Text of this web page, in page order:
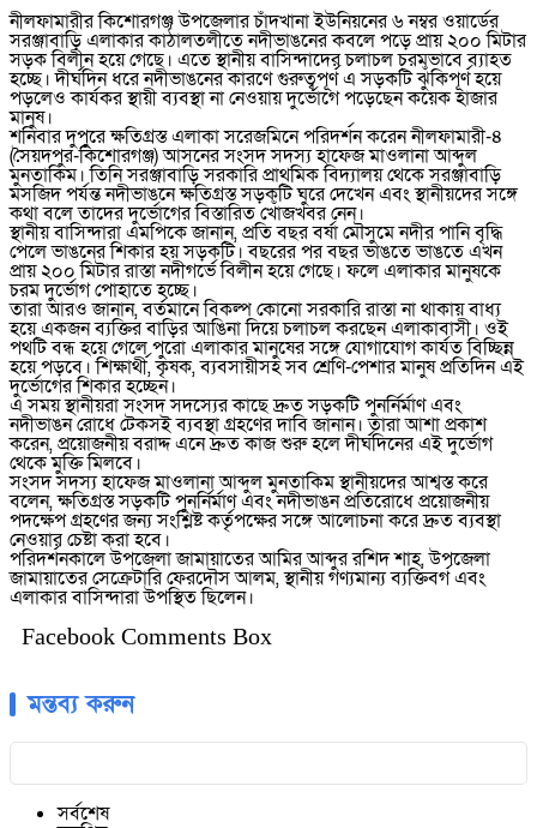
নীলফামারীর কিশোরগঞ্জ উপজেলার চাঁদখানা ইউনিয়নের ৬ নম্বর ওয়ার্ডের
সরঞ্জাবাড়ি এলাকার কাঠালতলীতে নদীভাঙনের কবলে পড়ে প্রায় ২০০ মিটার
সড়ক বিলীন হয়ে গেছে। এতে স্থানীয় বাসিন্দাদের চলাচল চরমভাবে ব্যাহত
হচ্ছে। দীর্ঘদিন ধরে নদীভাঙনের কারণে গুরুত্বপূর্ণ এ সড়কটি ঝুঁকিপূর্ণ হয়ে
পড়লেও কার্যকর স্থায়ী ব্যবস্থা না নেওয়ায় দুর্ভোগে পড়েছেন কয়েক হাজার
মানুষ।
শনিবার দুপুরে ক্ষতিগ্রস্ত এলাকা সরেজমিনে পরিদর্শন করেন নীলফামারী-৪
(সৈয়দপুর-কিশোরগঞ্জ) আসনের সংসদ সদস্য হাফেজ মাওলানা আব্দুল
মুনতাকিম। তিনি সরঞ্জাবাড়ি সরকারি প্রাথমিক বিদ্যালয় থেকে সরঞ্জাবাড়ি
মসজিদ পর্যন্ত নদীভাঙনে ক্ষতিগ্রস্ত সড়কটি ঘুরে দেখেন এবং স্থানীয়দের সঙ্গে
কথা বলে তাদের দুর্ভোগের বিস্তারিত খোঁজখবর নেন।
স্থানীয় বাসিন্দারা এমপিকে জানান, প্রতি বছর বর্ষা মৌসুমে নদীর পানি বৃদ্ধি
পেলে ভাঙনের শিকার হয় সড়কটি। বছরের পর বছর ভাঙতে ভাঙতে এখন
প্রায় ২০০ মিটার রাস্তা নদীগর্ভে বিলীন হয়ে গেছে। ফলে এলাকার মানুষকে
চরম দুর্ভোগ পোহাতে হচ্ছে।
তারা আরও জানান, বর্তমানে বিকল্প কোনো সরকারি রাস্তা না থাকায় বাধ্য
হয়ে একজন ব্যক্তির বাড়ির আঙিনা দিয়ে চলাচল করছেন এলাকাবাসী। ওই
পথটি বন্ধ হয়ে গেলে পুরো এলাকার মানুষের সঙ্গে যোগাযোগ কার্যত বিচ্ছিন্ন
হয়ে পড়বে। শিক্ষার্থী, কৃষক, ব্যবসায়ীসহ সব শ্রেণি-পেশার মানুষ প্রতিদিন এই
দুর্ভোগের শিকার হচ্ছেন।
এ সময় স্থানীয়রা সংসদ সদস্যের কাছে দ্রুত সড়কটি পুনর্নির্মাণ এবং
নদীভাঙন রোধে টেকসই ব্যবস্থা গ্রহণের দাবি জানান। তারা আশা প্রকাশ
করেন, প্রয়োজনীয় বরাদ্দ এনে দ্রুত কাজ শুরু হলে দীর্ঘদিনের এই দুর্ভোগ
থেকে মুক্তি মিলবে।
সংসদ সদস্য হাফেজ মাওলানা আব্দুল মুনতাকিম স্থানীয়দের আশ্বস্ত করে
বলেন, ক্ষতিগ্রস্ত সড়কটি পুনর্নির্মাণ এবং নদীভাঙন প্রতিরোধে প্রয়োজনীয়
পদক্ষেপ গ্রহণের জন্য সংশ্লিষ্ট কর্তৃপক্ষের সঙ্গে আলোচনা করে দ্রুত ব্যবস্থা
নেওয়ার চেষ্টা করা হবে।
পরিদর্শনকালে উপজেলা জামায়াতের আমির আব্দুর রশিদ শাহ, উপজেলা
জামায়াতের সেক্রেটারি ফেরদৌস আলম, স্থানীয় গণ্যমান্য ব্যক্তিবর্গ এবং
এলাকার বাসিন্দারা উপস্থিত ছিলেন।
Facebook Comments Box
মন্তব্য করুন
সর্বশেষ